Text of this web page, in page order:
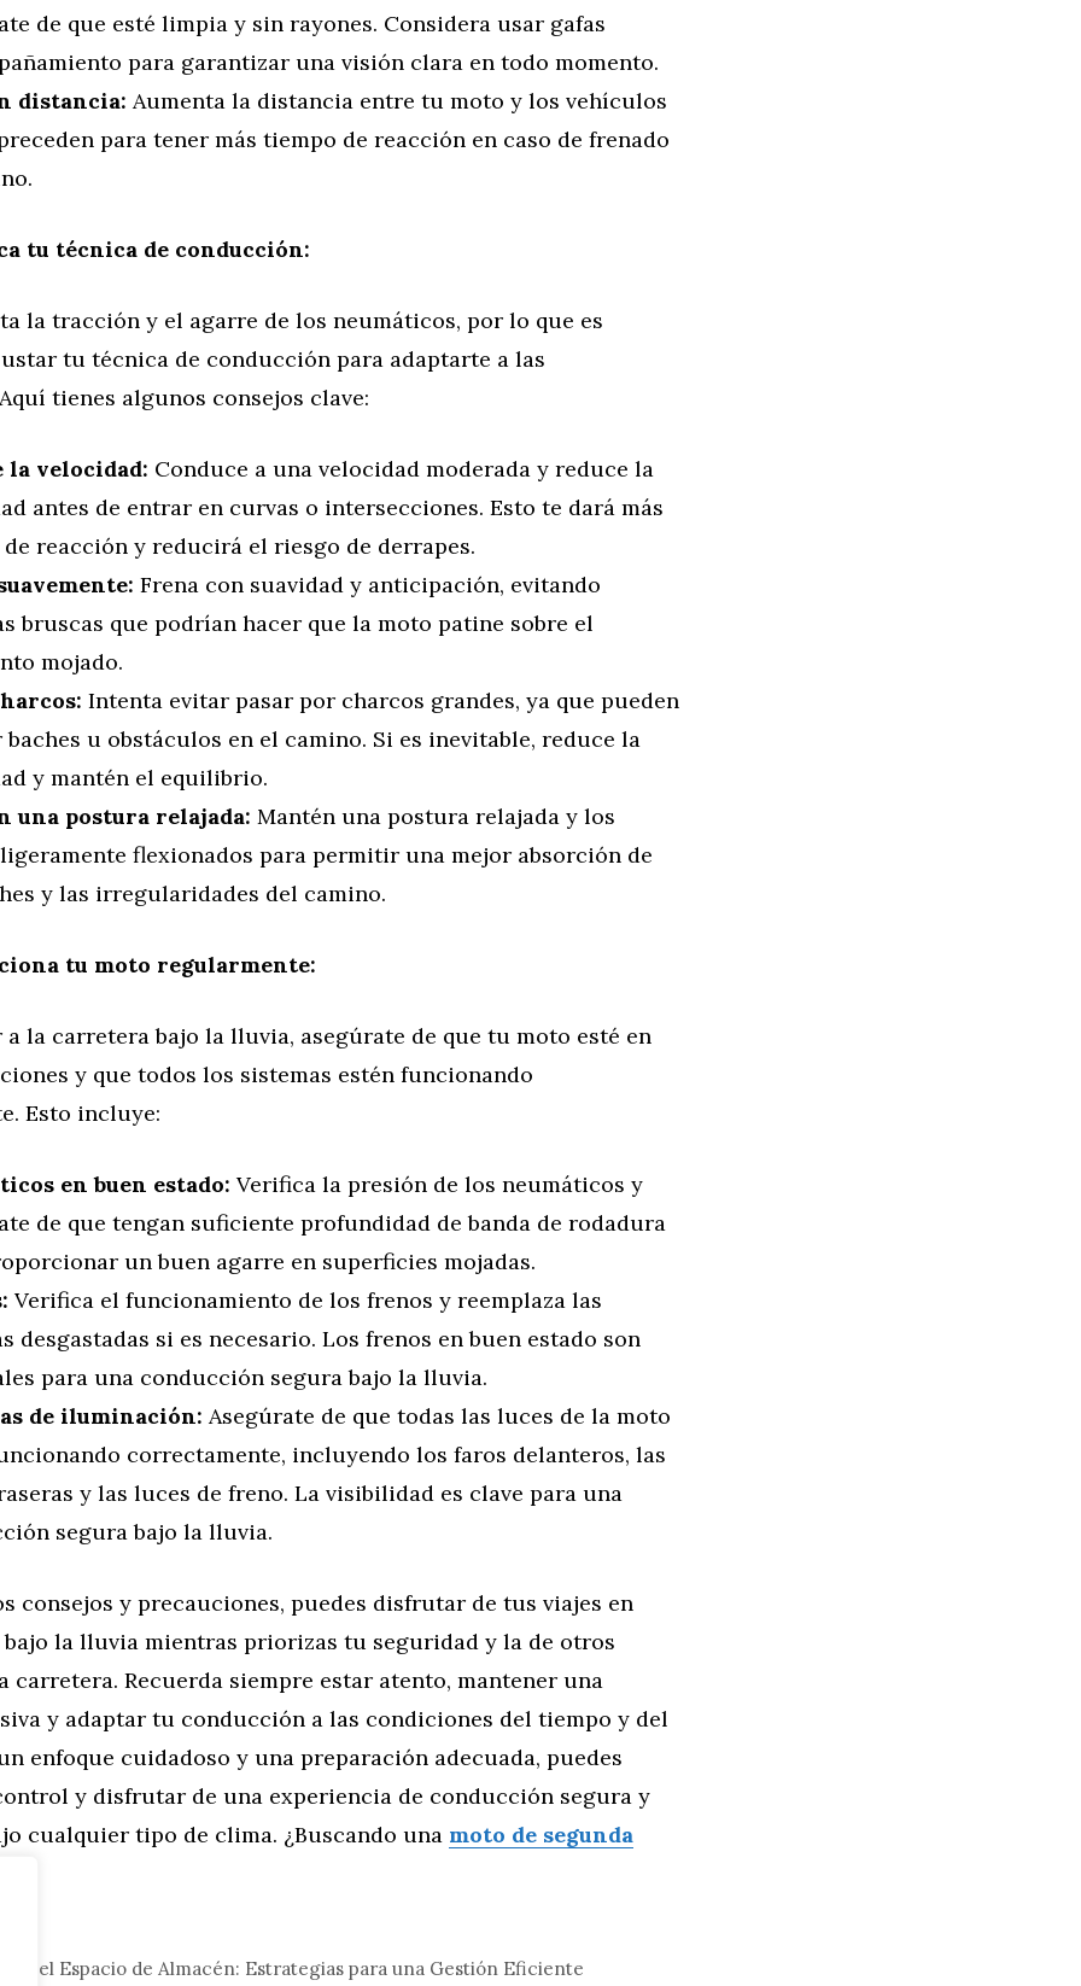
de que esté limpia y sin rayones. Considera usar gafas
para garantizar una visión clara en todo momento.
distancia: Aumenta la distancia entre tu moto y los vehículos
para tener más tiempo de reacción en caso de frenado
tu técnica de conducción:
la tracción y el agarre de los neumáticos, por lo que es
tu técnica de conducción para adaptarte a las
tienes algunos consejos clave:
la velocidad: Conduce a una velocidad moderada y reduce la
antes de entrar en curvas o intersecciones. Esto te dará más
reacción y reducirá el riesgo de derrapes.
Frena con suavidad y anticipación, evitando
bruscas que podrían hacer que la moto patine sobre el
mojado.
Intenta evitar pasar por charcos grandes, ya que pueden
u obstáculos en el camino. Si es inevitable, reduce la
y mantén el equilibrio.
una postura relajada: Mantén una postura relajada y los
flexionados para permitir una mejor absorción de
y las irregularidades del camino.
tu moto regularmente:
a la carretera bajo la lluvia, asegúrate de que tu moto esté en
y que todos los sistemas estén funcionando
Esto incluye:
en buen estado: Verifica la presión de los neumáticos y
de que tengan suficiente profundidad de banda de rodadura
un buen agarre en superficies mojadas.
Verifica el funcionamiento de los frenos y reemplaza las
desgastadas si es necesario. Los frenos en buen estado son
para una conducción segura bajo la lluvia.
de iluminación: Asegúrate de que todas las luces de la moto
correctamente, incluyendo los faros delanteros, las
y las luces de freno. La visibilidad es clave para una
segura bajo la lluvia.
consejos y precauciones, puedes disfrutar de tus viajes en
la lluvia mientras priorizas tu seguridad y la de otros
carretera. Recuerda siempre estar atento, mantener una
y adaptar tu conducción a las condiciones del tiempo y del
enfoque cuidadoso y una preparación adecuada, puedes
y disfrutar de una experiencia de conducción segura y
cualquier tipo de clima. ¿Buscando una moto de segunda
el Espacio de Almacén: Estrategias para una Gestión Eficiente